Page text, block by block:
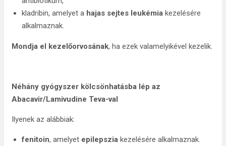
kladribin, amelyet a hajas sejtes leukémia kezelésére
alkalmaznak.
Mondja el kezelőorvosának, ha ezek valamelyikével kezelik.
Néhány gyógyszer kölcsönhatásba lép az
Abacavir/Lamivudine Teva-val
Ilyenek az alábbiak:
fenitoin, amelyet epilepszia kezelésére alkalmaznak.